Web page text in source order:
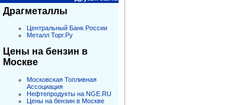
Драгметаллы
Центральный Банк России
Металл Торг.Ру
Цены на бензин в
Москве
Московская Топливная
Ассоциация
Нефтепродукты на NGE.RU
Цены на бензин в Москве